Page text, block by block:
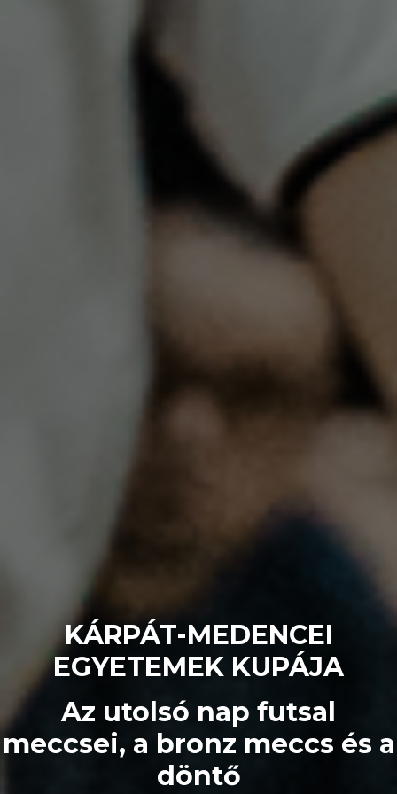
KÁRPÁT-MEDENCEI
EGYETEMEK KUPÁJA
Az utolsó nap futsal
meccsei, a bronz meccs és a
döntő